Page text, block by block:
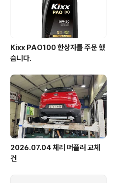
Kixx PAO100 한상자를 주문 했
습니다.
2026.07.04 체리 머플러 교체
건